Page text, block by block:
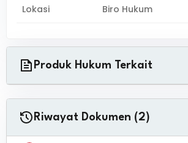
Lokasi Biro Hukum
Produk Hukum Terkait
Riwayat Dokumen (2)